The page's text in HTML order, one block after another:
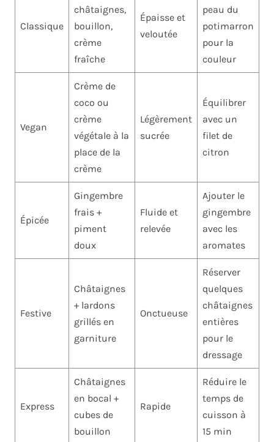
Classique
châtaignes,
bouillon,
crème
fraîche
Épaisse et
veloutée
peau du
potimarron
pour la
couleur
Vegan
Crème de
coco ou
crème
végétale à la
place de la
crème
Légèrement
sucrée
Équilibrer
avec un
filet de
citron
Épicée
Gingembre
frais +
piment
doux
Fluide et
relevée
Ajouter le
gingembre
avec les
aromates
Festive
Châtaignes
+ lardons
grillés en
garniture
Onctueuse
Réserver
quelques
châtaignes
entières
pour le
dressage
Express
Châtaignes
en bocal +
cubes de
bouillon
Rapide
Réduire le
temps de
cuisson à
15 min